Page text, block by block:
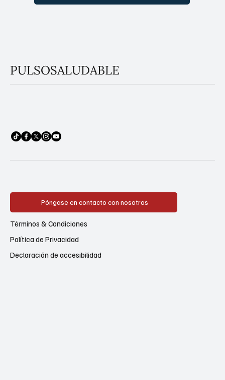
PULSOSALUDABLE
Póngase en contacto con nosotros
Política de Privacidad
Términos & Condiciones
Declaración de accesibilidad